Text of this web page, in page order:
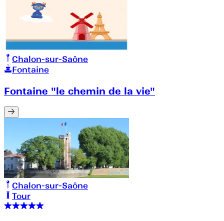
Chalon-sur-Saône
Fontaine
Fontaine "le chemin de la vie"
Chalon-sur-Saône
Tour